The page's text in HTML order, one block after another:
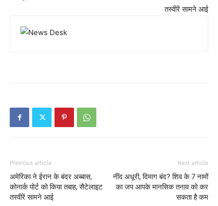
तस्वीरें सामने आई
Previous article
अमेरिका ने ईरान के बंदर अब्बास,
कोनार्क पोर्ट को किया तबाह, सैटेलाइट
तस्वीरें सामने आई
Next article
नींद अधूरी, दिमाग बंद? शिव के 7 नामों
का जप आपके मानसिक तनाव को कर
सकता है कम